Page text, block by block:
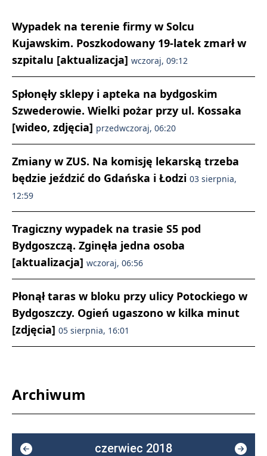
Wypadek na terenie firmy w Solcu
Kujawskim. Poszkodowany 19-latek zmarł w
szpitalu [aktualizacja] wczoraj, 09:12
Spłonęły sklepy i apteka na bydgoskim
Szwederowie. Wielki pożar przy ul. Kossaka
[wideo, zdjęcia] przedwczoraj, 06:20
Zmiany w ZUS. Na komisję lekarską trzeba
będzie jeździć do Gdańska i Łodzi 03 sierpnia,
12:59
Tragiczny wypadek na trasie S5 pod
Bydgoszczą. Zginęła jedna osoba
[aktualizacja] wczoraj, 06:56
Płonął taras w bloku przy ulicy Potockiego w
Bydgoszczy. Ogień ugaszono w kilka minut
[zdjęcia] 05 sierpnia, 16:01
Archiwum
czerwiec 2018